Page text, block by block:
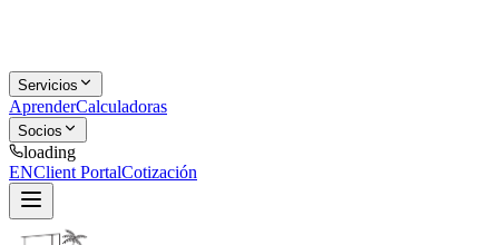
Servicios
AprenderCalculadoras
Socios
loading
ENClient PortalCotización